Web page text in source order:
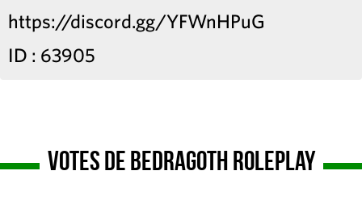
https://discord.gg/YFWnHPuG
ID : 63905
Votes de Bedragoth Roleplay